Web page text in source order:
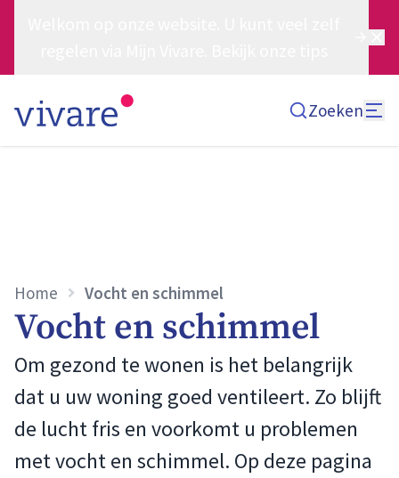
Zoeken
Home Vocht en schimmel
Vocht en schimmel
Om gezond te wonen is het belangrijk
dat u uw woning goed ventileert. Zo blijft
de lucht fris en voorkomt u problemen
met vocht en schimmel. Op deze pagina